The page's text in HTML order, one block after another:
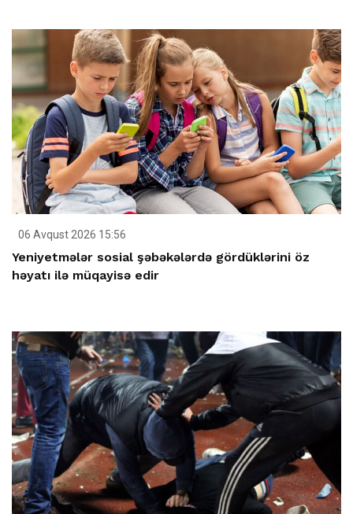
06 Avqust 2026 15:56
Yeniyetmələr sosial şəbəkələrdə gördüklərini öz
həyatı ilə müqayisə edir